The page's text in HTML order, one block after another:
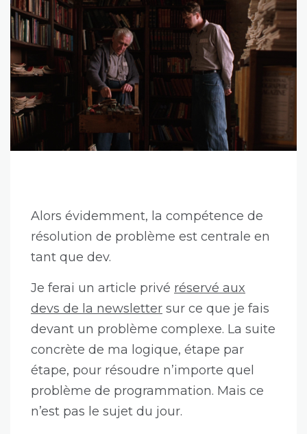
Alors évidemment, la compétence de
résolution de problème est centrale en
tant que dev.
Je ferai un article privé réservé aux
devs de la newsletter sur ce que je fais
devant un problème complexe. La suite
concrète de ma logique, étape par
étape, pour résoudre n’importe quel
problème de programmation. Mais ce
n’est pas le sujet du jour.